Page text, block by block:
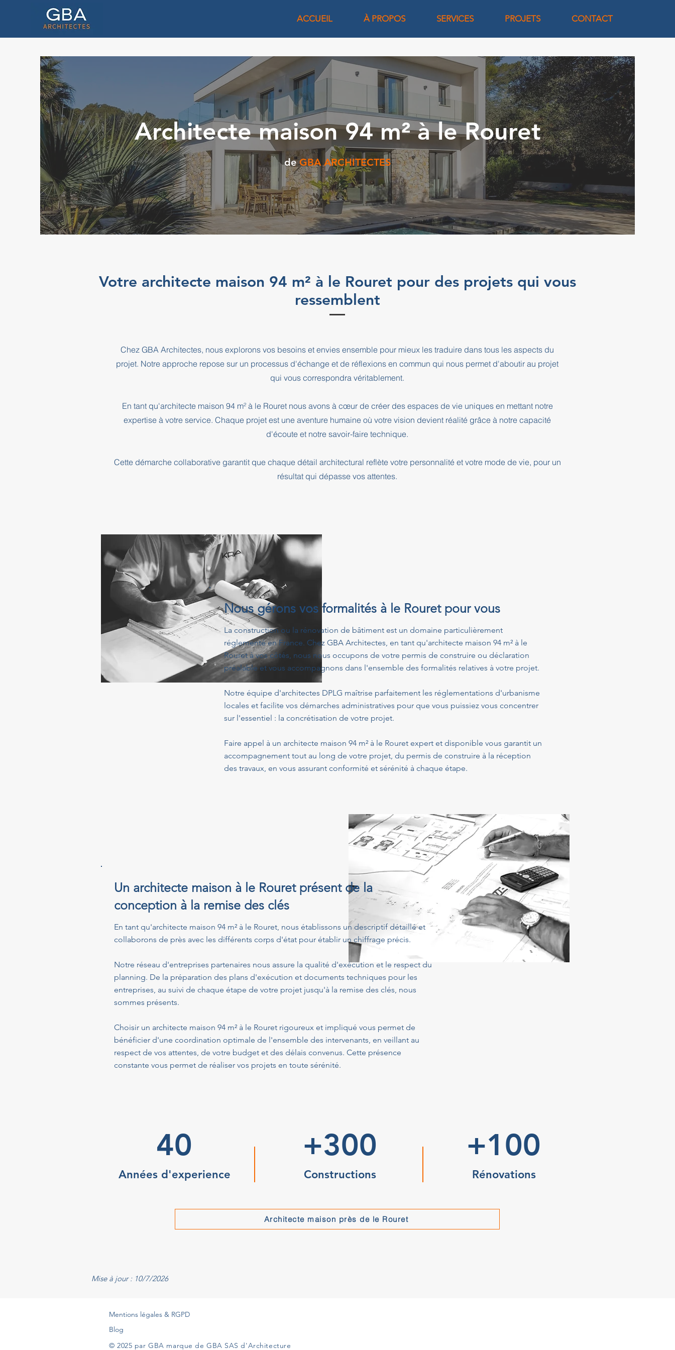
ACCUEIL À PROPOS SERVICES PROJETS CONTACT
Architecte maison 94 m² à le Rouret
de GBA ARCHITECTES
Votre architecte maison 94 m² à le Rouret pour des projets qui vous
ressemblent
Chez GBA Architectes, nous explorons vos besoins et envies ensemble pour mieux les traduire dans tous les aspects du
projet. Notre approche repose sur un processus d'échange et de réflexions en commun qui nous permet d'aboutir au projet
qui vous correspondra véritablement.
En tant qu'architecte maison 94 m² à le Rouret nous avons à cœur de créer des espaces de vie uniques en mettant notre
expertise à votre service. Chaque projet est une aventure humaine où votre vision devient réalité grâce à notre capacité
d'écoute et notre savoir-faire technique.
Cette démarche collaborative garantit que chaque détail architectural reflète votre personnalité et votre mode de vie, pour un
résultat qui dépasse vos attentes.
Nous gérons vos formalités à le Rouret pour vous
La construction ou la rénovation de bâtiment est un domaine particulièrement
réglementé en France. Chez GBA Architectes, en tant qu'architecte maison 94 m² à le
Rouret à vos côtés, nous nous occupons de votre permis de construire ou déclaration
préalable et vous accompagnons dans l'ensemble des formalités relatives à votre projet.
Notre équipe d'architectes DPLG maîtrise parfaitement les réglementations d'urbanisme
locales et facilite vos démarches administratives pour que vous puissiez vous concentrer
sur l'essentiel : la concrétisation de votre projet.
Faire appel à un architecte maison 94 m² à le Rouret expert et disponible vous garantit un
accompagnement tout au long de votre projet, du permis de construire à la réception
des travaux, en vous assurant conformité et sérénité à chaque étape.
Un architecte maison à le Rouret présent de la
conception à la remise des clés
En tant qu'architecte maison 94 m² à le Rouret, nous établissons un descriptif détaillé et
collaborons de près avec les différents corps d'état pour établir un chiffrage précis.
Notre réseau d'entreprises partenaires nous assure la qualité d'exécution et le respect du
planning. De la préparation des plans d'exécution et documents techniques pour les
entreprises, au suivi de chaque étape de votre projet jusqu'à la remise des clés, nous
sommes présents.
Choisir un architecte maison 94 m² à le Rouret rigoureux et impliqué vous permet de
bénéficier d'une coordination optimale de l'ensemble des intervenants, en veillant au
respect de vos attentes, de votre budget et des délais convenus. Cette présence
constante vous permet de réaliser vos projets en toute sérénité.
40
Années d'experience
+300
Constructions
+100
Rénovations
Architecte maison près de le Rouret
Mise à jour : 10/7/2026
Mentions légales & RGPD
Blog
© 2025 par GBA marque de GBA SAS d'Architecture